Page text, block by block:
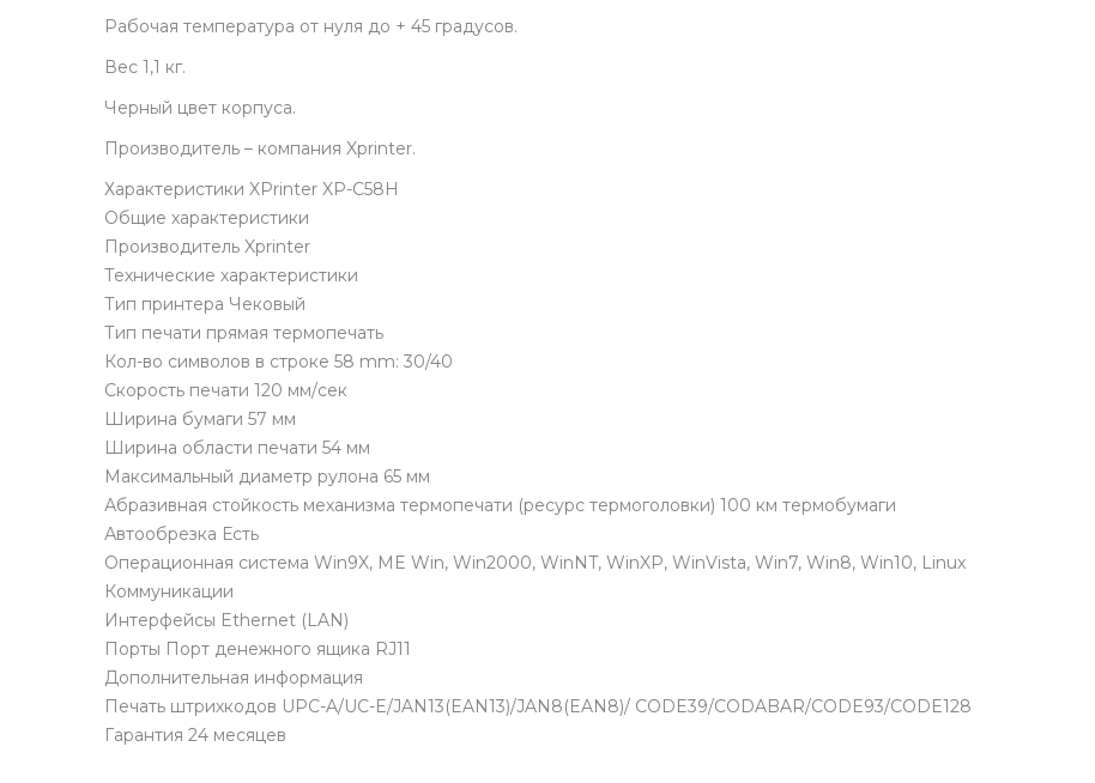
Рабочая температура от нуля до + 45 градусов.
Вес 1,1 кг.
Черный цвет корпуса.
Производитель – компания Xprinter.
Характеристики XPrinter XP-C58H
Общие характеристики
Производитель Xprinter
Технические характеристики
Тип принтера Чековый
Тип печати прямая термопечать
Кол-во символов в строке 58 mm: 30/40
Скорость печати 120 мм/сек
Ширина бумаги 57 мм
Ширина области печати 54 мм
Максимальный диаметр рулона 65 мм
Абразивная стойкость механизма термопечати (ресурс термоголовки) 100 км термобумаги
Автообрезка Есть
Операционная система Win9X, ME Win, Win2000, WinNT, WinXP, WinVista, Win7, Win8, Win10, Linux
Коммуникации
Интерфейсы Ethernet (LAN)
Порты Порт денежного ящика RJ11
Дополнительная информация
Печать штрихкодов UPC-A/UC-E/JAN13(EAN13)/JAN8(EAN8)/ CODE39/CODABAR/CODE93/CODE128
Гарантия 24 месяцев